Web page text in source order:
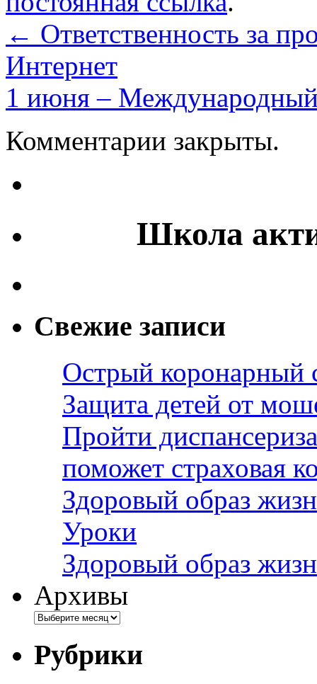
← Ответственность за
Интернет
1 июня –
Комментарии закрыты.
Школа
Свежие записи
Острый коронарный
Защита детей от
Пройти
поможет страховая
Здоровый образ
Уроки
Здоровый образ
Архивы
Рубрики